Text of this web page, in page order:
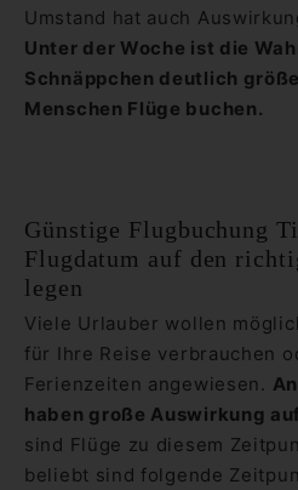
Umstand hat auch
Unter der Woche ist die
Schnäppchen deutlich
Menschen Flüge buchen.
Günstige Flugbuchung
Flugdatum auf den
legen
Viele Urlauber wollen
für Ihre Reise verbrauchen
Ferienzeiten angewiesen.
haben große Auswirkung
sind Flüge zu diesem
beliebt sind folgende